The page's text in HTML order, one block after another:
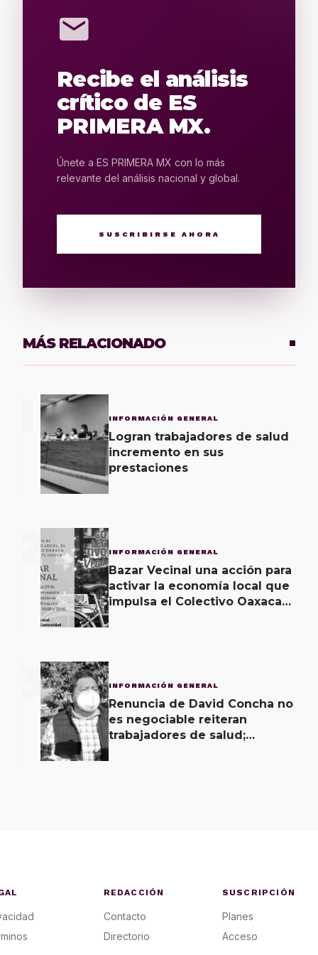
mail
Recibe el análisis
crítico de ES
PRIMERA MX.
Únete a ES PRIMERA MX con lo más
relevante del análisis nacional y global.
SUSCRIBIRSE AHORA
MÁS RELACIONADO
INFORMACIÓN GENERAL
Logran trabajadores de salud
incremento en sus
prestaciones
2 INFORMACIÓN GENERAL
Bazar Vecinal una acción para
activar la economía local que
impulsa el Colectivo Oaxaca
3 INFORMACIÓN GENERAL
Renuncia de David Concha no
es negociable reiteran
trabajadores de salud;
REDACCIÓN
Contacto
Directorio
SUSCRIPCIÓN
Planes
Acceso